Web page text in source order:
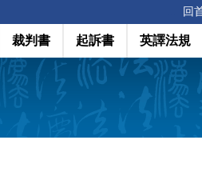
回
裁判書 起訴書 英譯法規